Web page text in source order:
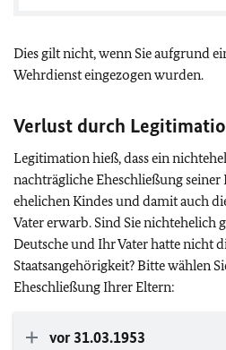
Dies gilt nicht, wenn Sie aufgrund
Wehrdienst eingezogen wurden.
Verlust durch
Legitimation hieß, dass ein
nachträgliche Eheschließung seiner
ehelichen Kindes und damit auch
Vater erwarb. Sind Sie nichtehelich
Deutsche und Ihr Vater hatte nicht
Staatsangehörigkeit? Bitte wählen
Eheschließung Ihrer Eltern:
vor 31.03.1953